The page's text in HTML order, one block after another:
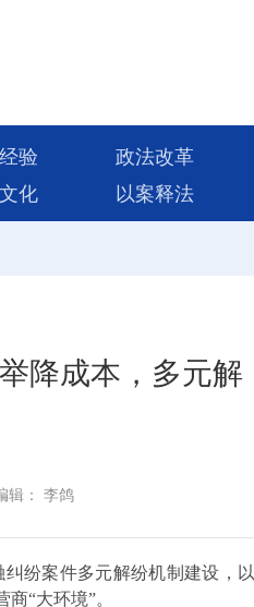
验 政法改革
化 以案释法
降成本，多元解
辑： 李鸽
纷案件多元解纷机制建设，以
“大环境”。